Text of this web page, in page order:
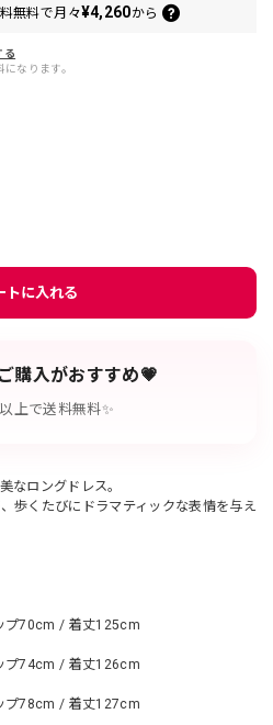
無料で月々¥4,260から
る
なります。
トに入れる
購入がおすすめ💗
上で送料無料✨
なロングドレス。
歩くたびにドラマティックな表情を与え
プ70cm / 着丈125cm
プ74cm / 着丈126cm
プ78cm / 着丈127cm